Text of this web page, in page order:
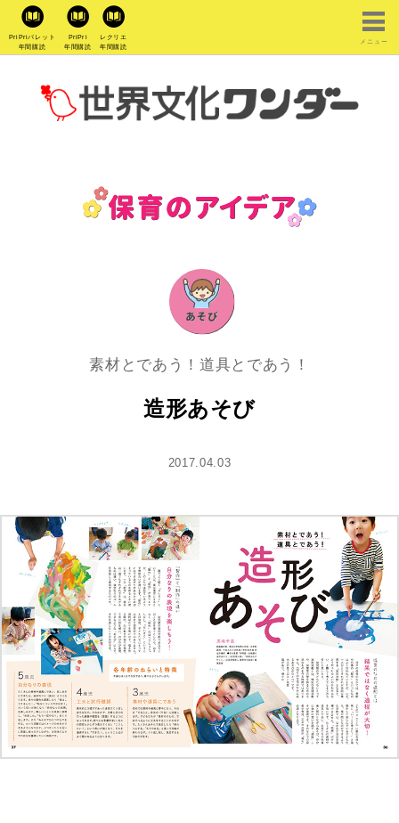
PriPriパレット
年間購読
PriPri
年間購読
レクリエ
年間購読
メニュー
素材とであう！道具とであう！
造形あそび
2017.04.03